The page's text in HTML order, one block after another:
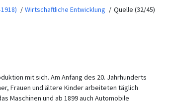
Wirtschaftliche Entwicklung Quelle (32/45)
mit sich. Am Anfang des 20. Jahrhunderts
Frauen und ältere Kinder arbeiteten täglich
Maschinen und ab 1899 auch Automobile